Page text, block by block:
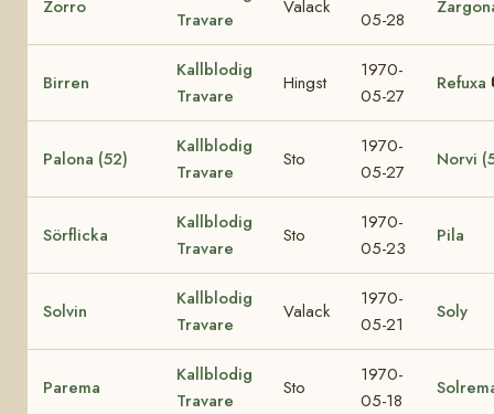
Zorro
Travare
Valack
05-28
Birren
Kallblodig
Travare
Hingst
1970-
05-27
Refuxa
Palona (52)
Kallblodig
Travare
Sto
1970-
05-27
Norvi
Sörflicka
Kallblodig
Travare
Sto
1970-
05-23
Pila
Solvin
Kallblodig
Travare
Valack
1970-
05-21
Soly
Parema
Kallblodig
Travare
Sto
1970-
05-18